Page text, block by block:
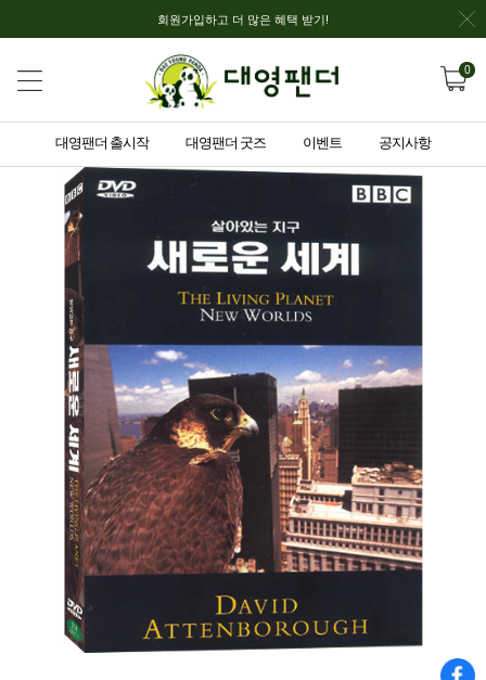
회원가입하고 더 많은 혜택 받기!
0
대영팬더 출시작 대영팬더 굿즈 이벤트 공지사항